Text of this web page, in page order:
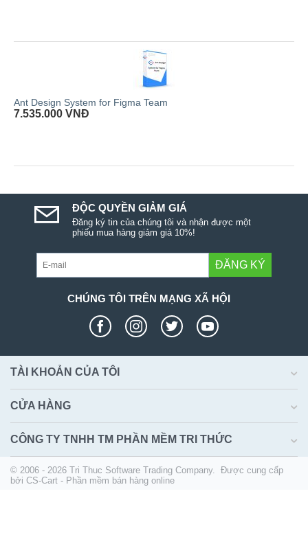
Ant Design System for Figma Team
7.535.000 VNĐ
ĐỘC QUYỀN GIẢM GIÁ
Đăng ký tin của chúng tôi và nhận được một
phiếu mua hàng giảm giá 10%!
ĐĂNG KÝ
CHÚNG TÔI TRÊN MẠNG XÃ HỘI
TÀI KHOẢN CỦA TÔI
CỬA HÀNG
CÔNG TY TNHH TM PHẦN MỀM TRI THỨC
© 2006 - 2026 Tri Thuc Software Trading Company. Được cung cấp
bởi CS-Cart - Phần mềm bán hàng online